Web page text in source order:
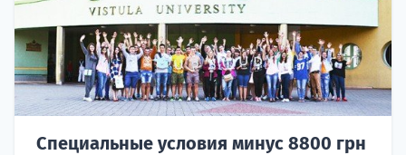
Специальные условия минус 8800 грн